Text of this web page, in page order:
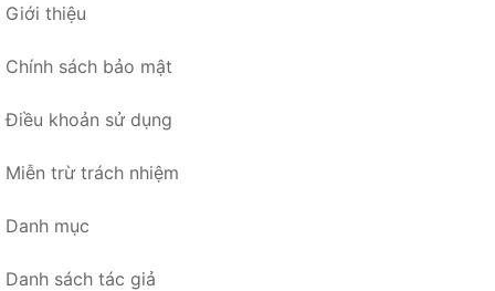
Giới thiệu
Chính sách bảo mật
Điều khoản sử dụng
Miễn trừ trách nhiệm
Danh mục
Danh sách tác giả